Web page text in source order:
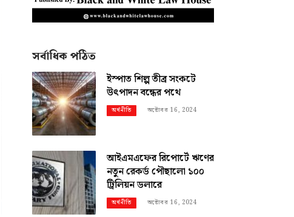
সর্বাধিক পঠিত
ইস্পাত শিল্প তীব্র সংকটে
উৎপাদন বন্ধের পথে
অর্থনীতি অক্টোবর 16, 2024
আইএমএফের রিপোর্টে ঋণের
নতুন রেকর্ড পৌছালো ১০০
ট্রিলিয়ন ডলারে
অর্থনীতি অক্টোবর 16, 2024